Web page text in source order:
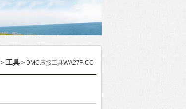
> 工具 > DMC压接工具WA27F-CC